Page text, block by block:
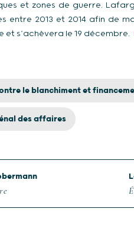
et zones de guerre.
entre 2013 et 2014 afin de
et s’achèvera le 19 décembre.
le blanchiment et
des affaires